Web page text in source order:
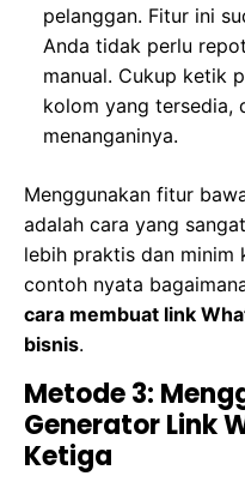
pelanggan. Fitur ini
Anda tidak perlu
manual. Cukup ketik
kolom yang tersedia,
menanganinya.
Menggunakan fitur
adalah cara yang
lebih praktis dan minim
contoh nyata
cara membuat link
bisnis.
Metode 3:
Generator Link
Ketiga